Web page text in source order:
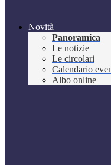
Novità
Panoramica
Le notizie
Le circolari
Calendario
Albo online